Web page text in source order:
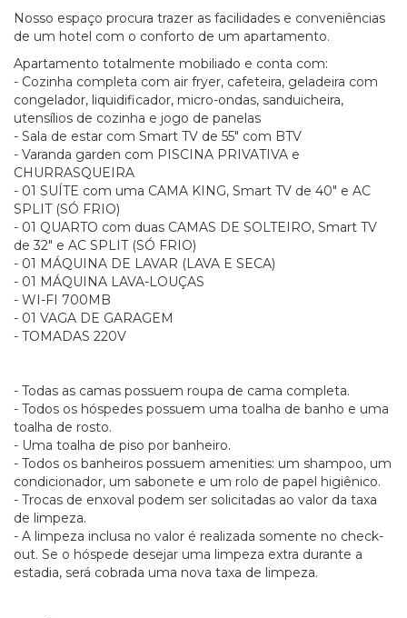
Nosso espaço procura trazer as facilidades e conveniências
de um hotel com o conforto de um apartamento.
Apartamento totalmente mobiliado e conta com:
- Cozinha completa com air fryer, cafeteira, geladeira com
congelador, liquidificador, micro-ondas, sanduicheira,
utensílios de cozinha e jogo de panelas
- Sala de estar com Smart TV de 55" com BTV
- Varanda garden com PISCINA PRIVATIVA e
CHURRASQUEIRA
- 01 SUÍTE com uma CAMA KING, Smart TV de 40" e AC
SPLIT (SÓ FRIO)
- 01 QUARTO com duas CAMAS DE SOLTEIRO, Smart TV
de 32" e AC SPLIT (SÓ FRIO)
- 01 MÁQUINA DE LAVAR (LAVA E SECA)
- 01 MÁQUINA LAVA-LOUÇAS
- WI-FI 700MB
- 01 VAGA DE GARAGEM
- TOMADAS 220V
- Todas as camas possuem roupa de cama completa.
- Todos os hóspedes possuem uma toalha de banho e uma
toalha de rosto.
- Uma toalha de piso por banheiro.
- Todos os banheiros possuem amenities: um shampoo, um
condicionador, um sabonete e um rolo de papel higiênico.
- Trocas de enxoval podem ser solicitadas ao valor da taxa
de limpeza.
- A limpeza inclusa no valor é realizada somente no check-
out. Se o hóspede desejar uma limpeza extra durante a
estadia, será cobrada uma nova taxa de limpeza.